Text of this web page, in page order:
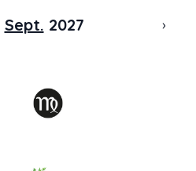
Sept. 2027 ›